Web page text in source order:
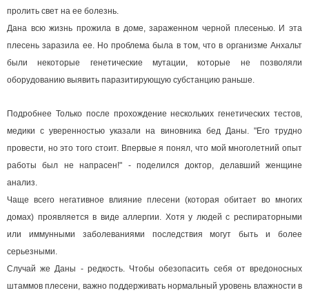
пролить свет на ее болезнь.
Дана всю жизнь прожила в доме, зараженном черной плесенью. И эта
плесень заразила ее. Но проблема была в том, что в организме Анхальт
были некоторые генетические мутации, которые не позволяли
оборудованию выявить паразитирующую субстанцию раньше.
Подробнее Только после прохождение нескольких генетических тестов,
медики с уверенностью указали на виновника бед Даны. "Его трудно
провести, но это того стоит. Впервые я понял, что мой многолетний опыт
работы был не напрасен!" - поделился доктор, делавший женщине
анализ.
Чаще всего негативное влияние плесени (которая обитает во многих
домах) проявляется в виде аллергии. Хотя у людей с респираторными
или иммунными заболеваниями последствия могут быть и более
серьезными.
Случай же Даны - редкость. Чтобы обезопасить себя от вредоносных
штаммов плесени, важно поддерживать нормальный уровень влажности в